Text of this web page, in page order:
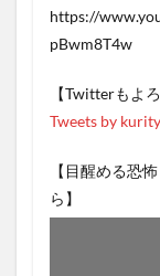
https://
pBwm8T4w
【Twitterもよ
Tweets by
【目醒める恐
ら】